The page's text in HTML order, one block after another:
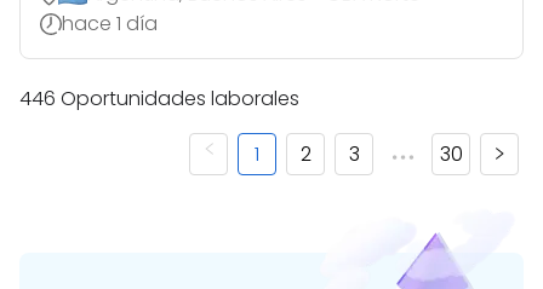
hace 1 día
446 Oportunidades laborales
1
2 3 30